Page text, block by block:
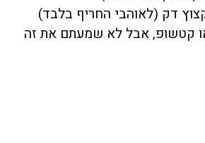
קטשופ, אבל לא שמעתם את זה